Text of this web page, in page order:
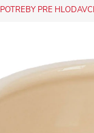
POTREBY PRE